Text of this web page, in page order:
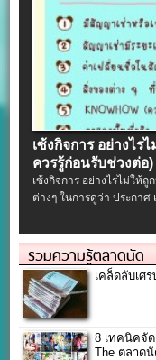
เซ้งกิจการ อย่างไร
ควรรู้ก่อนรับช่วงต่อ)
เซ้งกิจการ อย่างไรไม่ให้
ต่างๆ ในการดูว่า ประกา
รวมความรู้ตลาดนัด
เคล็ดลับเศ
8 เทคนิคจั
The ตลาดนั